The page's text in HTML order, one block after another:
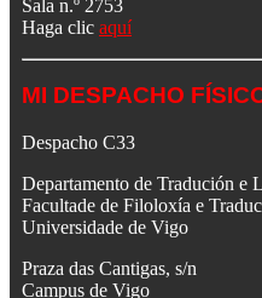
Sala n.º 2753
Haga clic aquí
MI DESPACHO
Despacho C33
Departamento de Tradución e
Facultade de Filoloxía e
Universidade de Vigo
Praza das Cantigas, s/n
Campus de Vigo